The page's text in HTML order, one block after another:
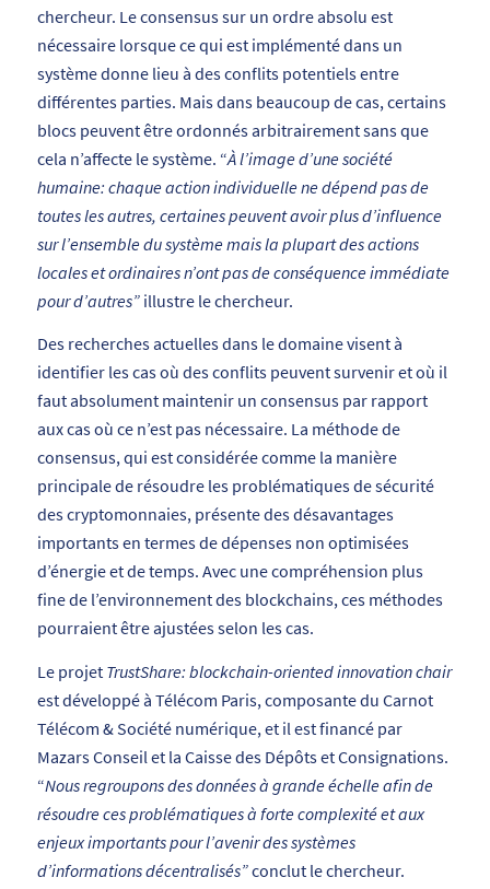
chercheur. Le consensus sur un ordre absolu est
nécessaire lorsque ce qui est implémenté dans un
système donne lieu à des conflits potentiels entre
différentes parties. Mais dans beaucoup de cas, certains
blocs peuvent être ordonnés arbitrairement sans que
cela n’affecte le système. “À l’image d’une société
humaine: chaque action individuelle ne dépend pas de
toutes les autres, certaines peuvent avoir plus d’influence
sur l’ensemble du système mais la plupart des actions
locales et ordinaires n’ont pas de conséquence immédiate
pour d’autres” illustre le chercheur.
Des recherches actuelles dans le domaine visent à
identifier les cas où des conflits peuvent survenir et où il
faut absolument maintenir un consensus par rapport
aux cas où ce n’est pas nécessaire. La méthode de
consensus, qui est considérée comme la manière
principale de résoudre les problématiques de sécurité
des cryptomonnaies, présente des désavantages
importants en termes de dépenses non optimisées
d’énergie et de temps. Avec une compréhension plus
fine de l’environnement des blockchains, ces méthodes
pourraient être ajustées selon les cas.
Le projetTrustShare: blockchain-oriented innovation chair
est développé à Télécom Paris, composante du Carnot
Télécom & Société numérique, et il est financé par
Mazars Conseil et la Caisse des Dépôts et Consignations.
“Nous regroupons des données à grande échelle afin de
résoudre ces problématiques à forte complexité et aux
enjeux importants pour l’avenir des systèmes
d’informations décentralisés”conclut le chercheur.